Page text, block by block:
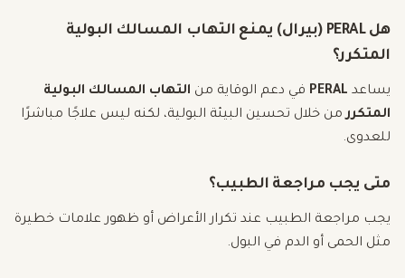
هل PERAL (بيرال) يمنع التهاب المسالك البولية
المتكرر؟
يساعد PERAL في دعم الوقاية من التهاب المسالك البولية
المتكررمن خلال تحسين البيئة البولية، لكنه ليس علاجًا مباشرًا
للعدوى.
متى يجب مراجعة الطبيب؟
يجب مراجعة الطبيب عند تكرار الأعراض أو ظهور علامات خطيرة
مثل الحمى أو الدم في البول.